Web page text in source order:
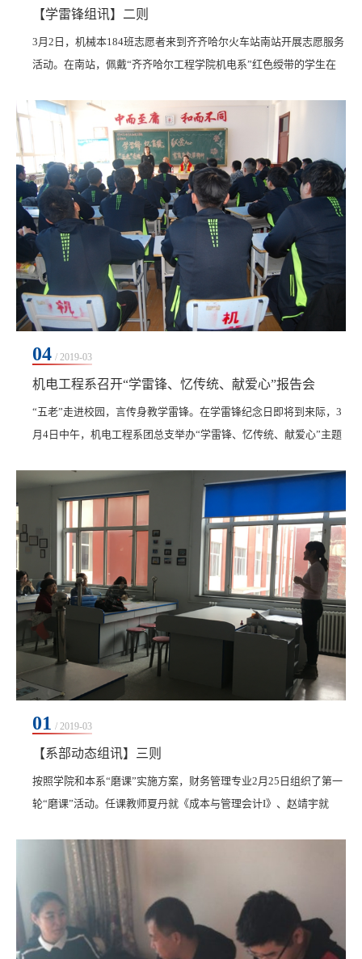
【学雷锋组讯】二则
3月2日，机械本184班志愿者来到齐齐哈尔火车站南站开展志愿服务
活动。在南站，佩戴“齐齐哈尔工程学院机电系”红色绶带的学生在
旅客的询问、组织旅客排队...
04 / 2019-03
机电工程系召开“学雷锋、忆传统、献爱心”报告会
“五老”走进校园，言传身教学雷锋。在学雷锋纪念日即将到来际，3
月4日中午，机电工程系团总支举办“学雷锋、忆传统、献爱心”主题
应邀出席，来自各专业...
01 / 2019-03
【系部动态组讯】三则
按照学院和本系“磨课”实施方案，财务管理专业2月25日组织了第一
轮“磨课”活动。任课教师夏丹就《成本与管理会计I》、赵靖宇就
基础》所教课程，对课程...